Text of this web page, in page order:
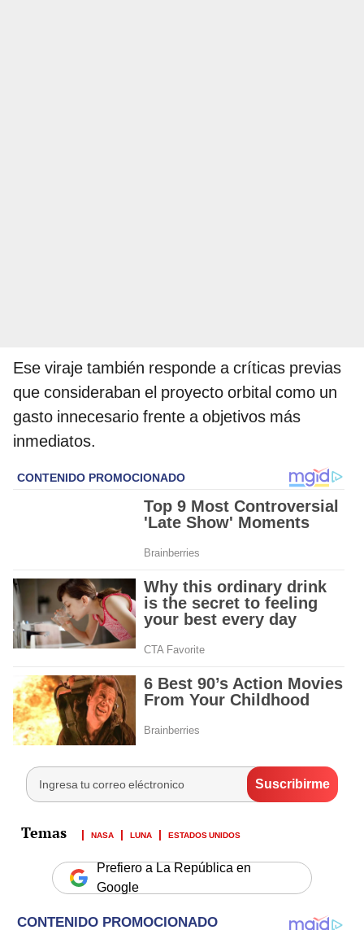
Ese viraje también responde a críticas previas
que consideraban el proyecto orbital como un
gasto innecesario frente a objetivos más
inmediatos.
NASA LUNA ESTADOS UNIDOS
Prefiero a La República en
Google